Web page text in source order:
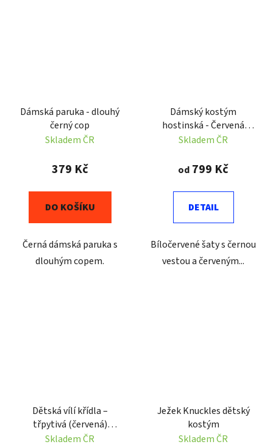
Dámská paruka - dlouhý
černý cop
Skladem ČR
379 Kč
DO KOŠÍKU
Černá dámská paruka s
dlouhým copem.
Dámský kostým
hostinská - Červená
Karkulka
Skladem ČR
od 799 Kč
DETAIL
Bíločervené šaty s černou
vestou a červeným...
Dětská vílí křídla –
třpytivá (červená)
44x35cm
Skladem ČR
Ježek Knuckles dětský
kostým
Skladem ČR